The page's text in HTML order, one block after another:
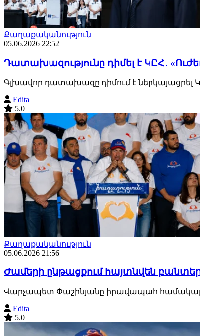
Քաղաքականություն
05.06.2026 22:52
Դատախազությունը դիմել է ԿԸՀ․
Գլխավոր դատախազը դիմում է
Edita
5.0
Քաղաքականություն
05.06.2026 21:56
Ժամերի ընթացքում հայտնվեն
Վարչապետ Փաշինյանը իրավապահ
Edita
5.0